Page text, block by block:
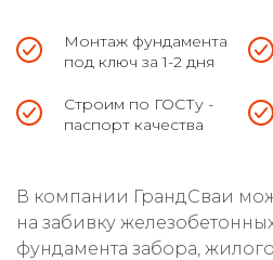
Монтаж фундамента
под ключ за 1-2 дня
Строим по ГОСТу -
паспорт качества
В компании ГрандСваи
на забивку
фундамента забора,